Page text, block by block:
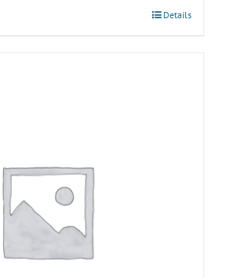
Details